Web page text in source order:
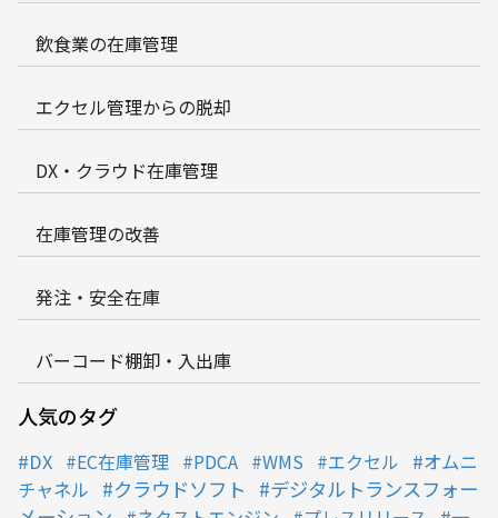
飲食業の在庫管理
エクセル管理からの脱却
DX・クラウド在庫管理
在庫管理の改善
発注・安全在庫
バーコード棚卸・入出庫
人気のタグ
DX EC在庫管理 PDCA WMS エクセル
オムニ
チャネル
クラウドソフト
デジタルトランスフォー